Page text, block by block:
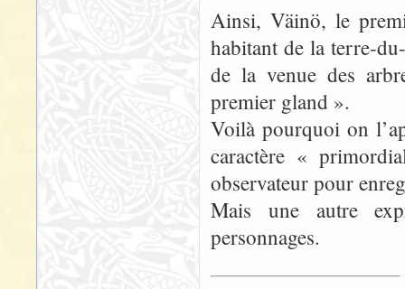
Ainsi, Väinö, le
habitant de la terre-
de la venue des
premier gland ».
Voilà pourquoi on
caractère «
observateur pour
Mais une autre
personnages.